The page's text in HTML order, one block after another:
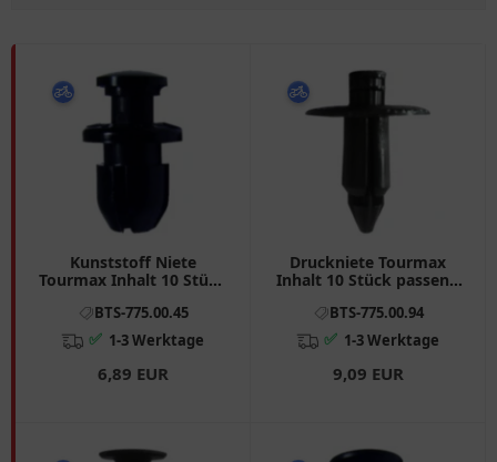
Kunststoff Niete
Tourmax Inhalt 10 Stück
passend für: Honda CBR,
ST, NT
BTS-775.00.45
✅ 1-3 Werktage
6,89 EUR
Druckniete Tourmax
Inhalt 10 Stück passend
6R, VN
BTS-775.00.94
✅ 1-3 Werktage
9,09 EUR